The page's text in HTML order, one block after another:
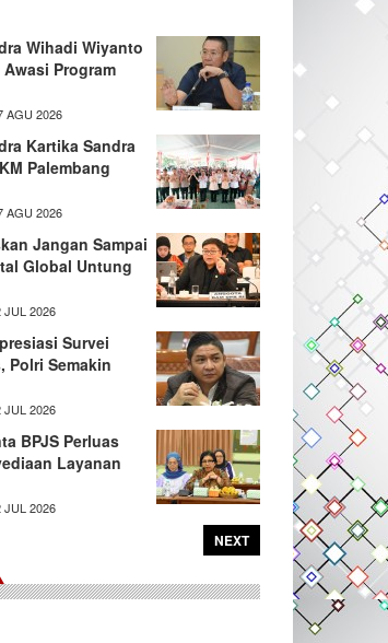
Wihadi Wiyanto
Program
AGU 2026
Kartika Sandra
Palembang
AGU 2026
Jangan Sampai
Global Untung
JUL 2026
Survei
Polri Semakin
JUL 2026
BPJS Perluas
Layanan
JUL 2026
NEXT